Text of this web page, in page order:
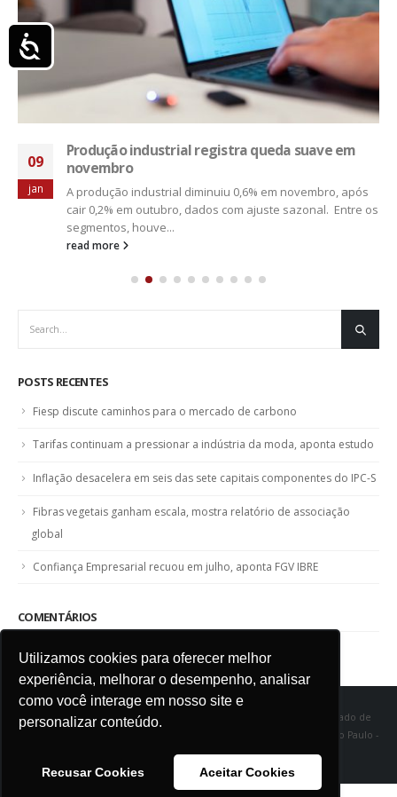
Utilizamos cookies para oferecer melhor
experiência, melhorar o desempenho, analisar
como você interage em nosso site e
personalizar conteúdo.
Recusar Cookies Aceitar Cookies
Acessibilidade
09
jan
Produção industrial registra queda suave em
novembro
A produção industrial diminuiu 0,6% em novembro, após
cair 0,2% em outubro, dados com ajuste sazonal. Entre os
segmentos, houve...
read more
POSTS RECENTES
Fiesp discute caminhos para o mercado de carbono
Tarifas continuam a pressionar a indústria da moda, aponta estudo
Inflação desacelera em seis das sete capitais componentes do IPC-S
Fibras vegetais ganham escala, mostra relatório de associação
global
Confiança Empresarial recuou em julho, aponta FGV IBRE
COMENTÁRIOS
SINDITÊXTIL SP - Sindicato das Indústrias de Fiação e Tecelagem do Estado de
São Paulo Rua Marquês de Itu, 968 - Vila Buarque - Cep 01223-000 - São Paulo -